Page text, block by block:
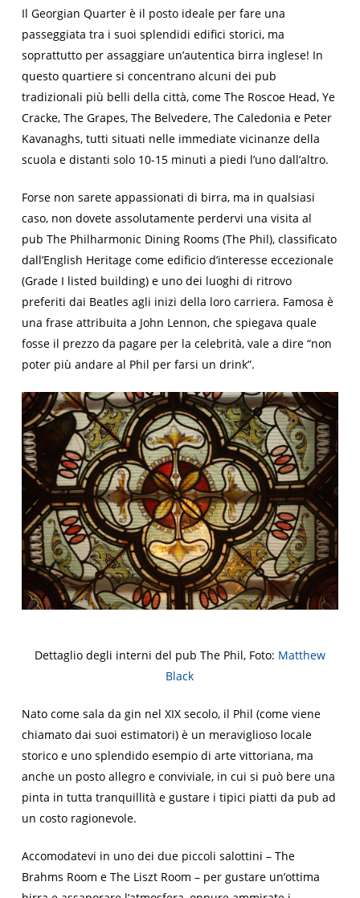
Il Georgian Quarterè il posto ideale per fare una
passeggiata tra i suoi splendidi edifici storici, ma
soprattutto per assaggiare un’autentica birra inglese! In
questo quartiere si concentrano alcuni dei pub
tradizionali più belli della città, come The Roscoe Head, Ye
Cracke, The Grapes, The Belvedere, The Caledonia e Peter
Kavanaghs, tutti situati nelle immediate vicinanze della
scuola e distanti solo 10-15 minuti a piedi l’uno dall’altro.
Forse non sarete appassionati di birra, ma in qualsiasi
caso, non dovete assolutamente perdervi una visita al
pub The Philharmonic Dining Rooms (The Phil), classificato
dall’English Heritage come edificio d’interesse eccezionale
(Grade I listed building) e uno dei luoghi di ritrovo
preferiti dai Beatles agli inizi della loro carriera. Famosa è
una frase attribuita a John Lennon, che spiegava quale
fosse il prezzo da pagare per la celebrità, vale a dire “non
poter più andare al Phil per farsi un drink”.
Dettaglio degli interni del pub The Phil, Foto: Matthew
Black
Nato come sala da gin nel XIX secolo, il Phil (come viene
chiamato dai suoi estimatori) è un meraviglioso locale
storico e uno splendido esempio di arte vittoriana, ma
anche un posto allegro e conviviale, in cui si può bere una
pinta in tutta tranquillità e gustare i tipici piatti da pub ad
un costo ragionevole.
Accomodatevi in uno dei due piccoli salottini – The
Brahms Room e The Liszt Room – per gustare un’ottima